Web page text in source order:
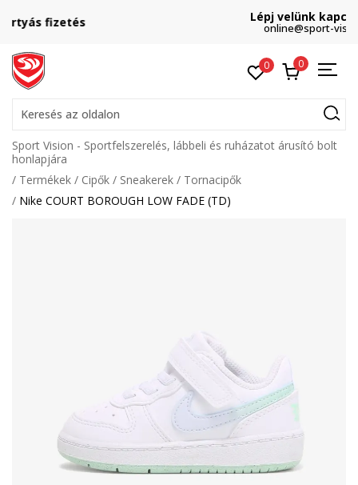
0 0
Keresés az oldalon
Sport Vision - Sportfelszerelés, lábbeli és ruházatot árusító bolt
honlapjára
Termékek
Cipők Sneakerek
Tornacipők
Nike COURT BOROUGH LOW FADE (TD)